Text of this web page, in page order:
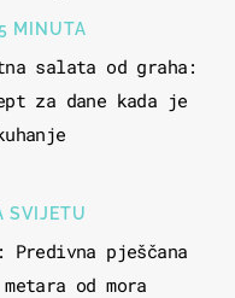
MINUTA
salata od graha:
za dane kada je
SVIJETU
Predivna pješčana
od mora